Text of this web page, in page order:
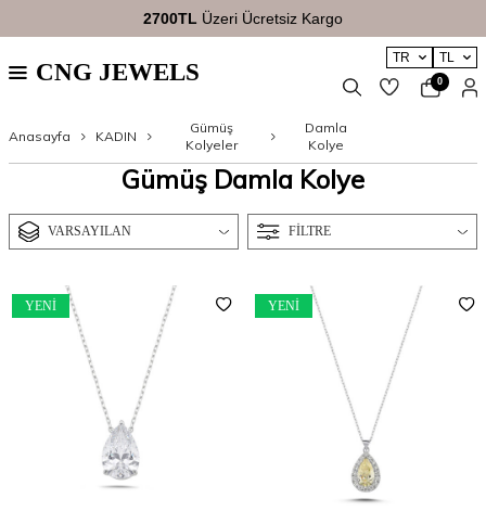
2700TL Üzeri Ücretsiz Kargo
TR TL
CNG JEWELS 0
Anasayfa KADIN
Gümüş
Kolyeler
Damla
Kolye
Gümüş Damla Kolye
FILTRE
VARSAYILAN
YENI YENI